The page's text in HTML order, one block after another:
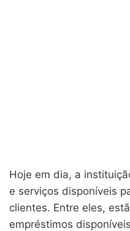
Hoje em dia, a
e serviços disponíveis
clientes. Entre eles,
empréstimos